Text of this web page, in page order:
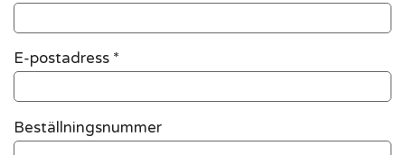
E-postadress *
Beställningsnummer